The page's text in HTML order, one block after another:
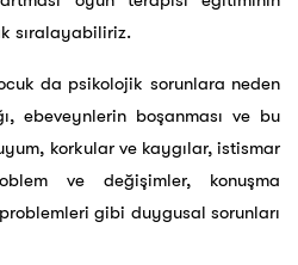
sıralayabiliriz.
da psikolojik sorunlara neden
ebeveynlerin boşanması ve bu
korkular ve kaygılar, istismar
ve değişimler, konuşma
gibi duygusal sorunları